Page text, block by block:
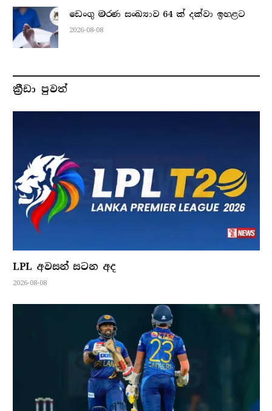
ඩෙංගු මරණ සංඛ්‍යාව 64 ක් දක්වා ඉහළට
2026-08-08
ක්‍රීඩා පුවත්
LPL අවසන් සටන අද
2026-08-08